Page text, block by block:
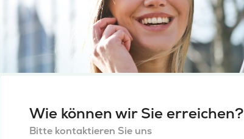
Wie können wir Sie erreichen?
Bitte kontaktieren Sie uns